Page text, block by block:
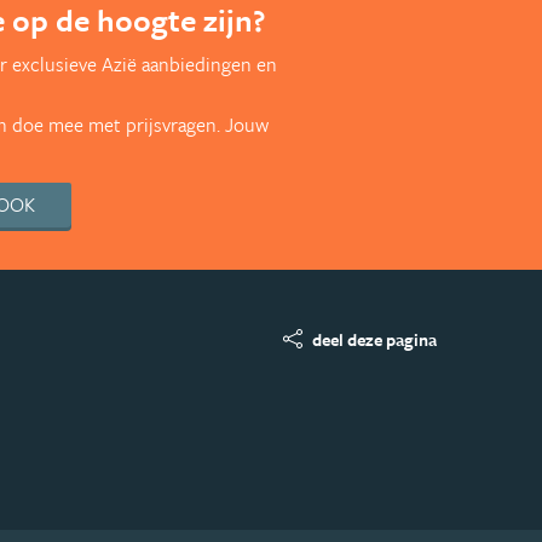
op de hoogte zijn?
exclusieve Azië aanbiedingen en
doe mee met prijsvragen. Jouw
deel deze pagina